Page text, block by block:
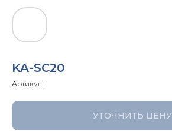
KA-SC20
Артикул:
УТОЧНИТЬ ЦЕНУ